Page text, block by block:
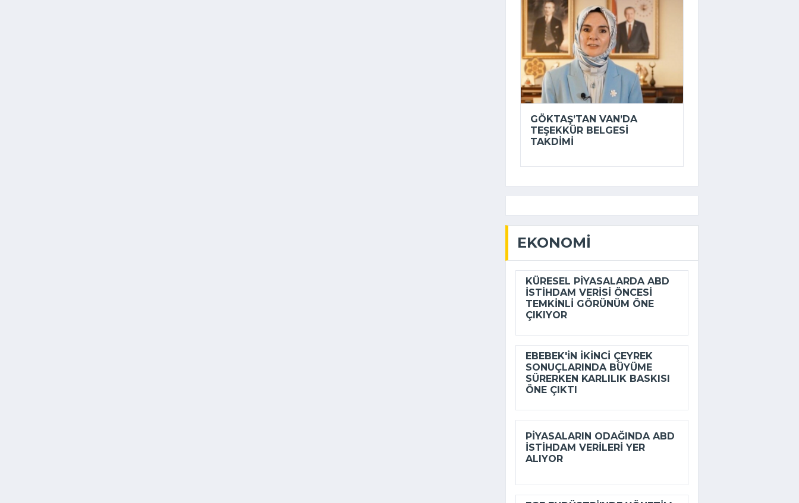
GÖKTAŞ’TAN VAN’DA
TEŞEKKÜR BELGESI
TAKDIMI
EKONOMI
KÜRESEL PIYASALARDA ABD
ISTIHDAM VERISI ÖNCESI
TEMKINLI GÖRÜNÜM ÖNE
ÇIKIYOR
EBEBEK'IN IKINCI ÇEYREK
SONUÇLARINDA BÜYÜME
SÜRERKEN KARLILIK BASKISI
ÖNE ÇIKTI
PIYASALARIN ODAĞINDA ABD
ISTIHDAM VERILERI YER
ALIYOR